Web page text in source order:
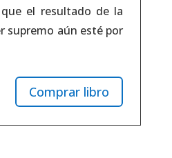
que el resultado de la
supremo aún esté por
Comprar libro